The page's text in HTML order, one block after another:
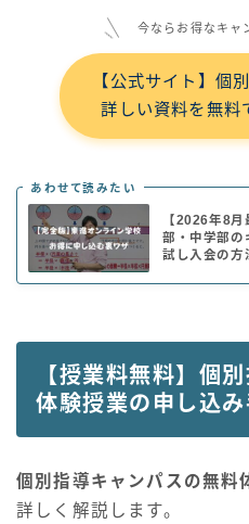
今ならお得なキャ
【公式サイト】個
詳しい資料を無料
あわせて読みたい
【2026年8
部・中学部の
試し入会の方
【授業料無料】個
体験授業の申し込み
個別指導キャンパスの無料
詳しく解説します。